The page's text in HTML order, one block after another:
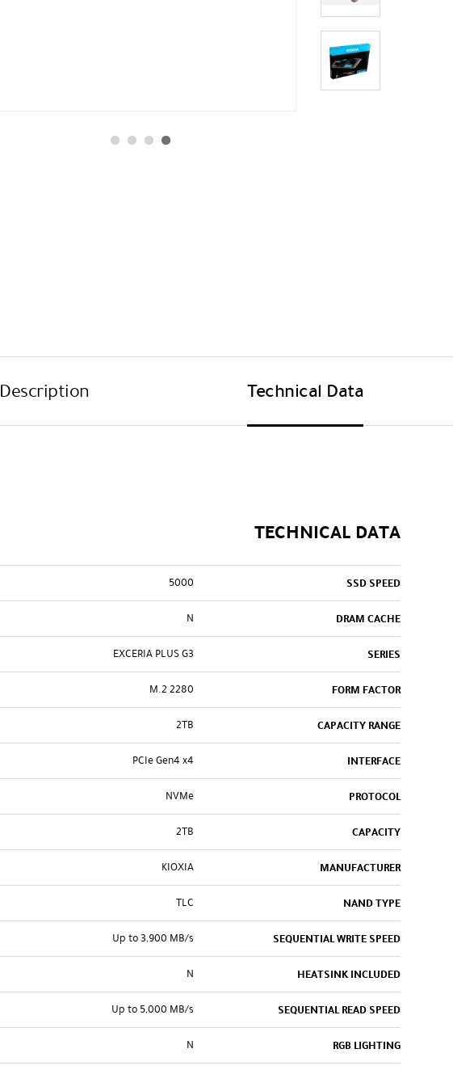
Technical Data
Description
TECHNICAL DATA
SSD SPEED
5000
DRAM CACHE
N
SERIES
EXCERIA PLUS G3
FORM FACTOR
M.2 2280
CAPACITY RANGE
2TB
INTERFACE
PCIe Gen4 x4
PROTOCOL
NVMe
CAPACITY
2TB
MANUFACTURER
KIOXIA
NAND TYPE
TLC
SEQUENTIAL WRITE SPEED
Up to 3,900 MB/s
HEATSINK INCLUDED
N
SEQUENTIAL READ SPEED
Up to 5,000 MB/s
RGB LIGHTING
N